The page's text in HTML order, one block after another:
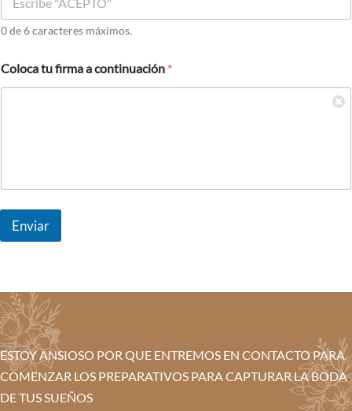
0 de 6 caracteres máximos.
Coloca tu firma a continuación *
Enviar
ESTOY ANSIOSO POR QUE ENTREMOS EN CONTACTO PARA
COMENZAR LOS PREPARATIVOS PARA CAPTURAR LA BODA
DE TUS SUEÑOS